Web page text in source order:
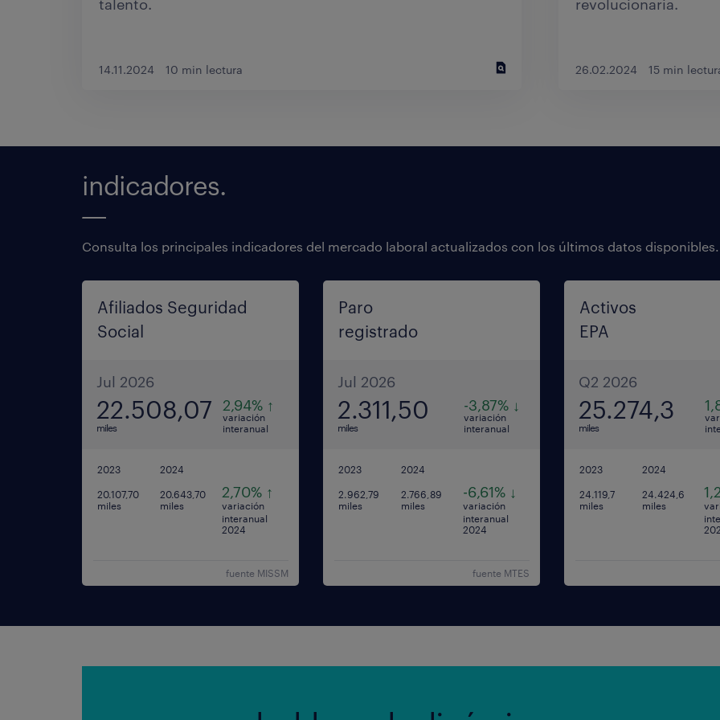
talento.
14.11.2024 10 min lectura
revolucionaria.
26.02.2024 15 min
indicadores.
Consulta los principales indicadores del mercado laboral actualizados con los últimos datos disponibles.
Afiliados Seguridad
Social
Jul 2026
22.508,07
miles
2,94% ↑
variación
interanual
2023
20.107,70
miles
2024
20.643,70
miles
2,70% ↑
variación
interanual
2024
fuente MISSM
Paro
registrado
Jul 2026
2.311,50
miles
-3,87% ↓
variación
interanual
2023
2.962,79
miles
2024
2.766,89
miles
-6,61% ↓
variación
interanual
2024
fuente MTES
Activos
EPA
Q2 2026
25.274,3
miles
2023
24.119,7
miles
2024
24.424,6
miles